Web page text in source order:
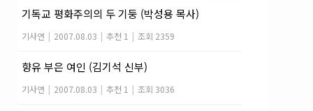
기독교 평화주의의 두 기둥 (박성용 목사)
기사연 | 2007.08.03 | 추천 1 | 조회 2359
향유 부은 여인 (김기석 신부)
기사연 | 2007.08.03 | 추천 1 | 조회 3036